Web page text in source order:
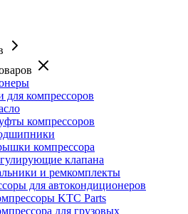
для компрессоров
компрессоров
компрессора
клапана
и ремкомплекты
для автокондиционеров
KTC Parts
для грузовых